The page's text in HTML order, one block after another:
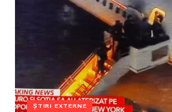
ȘTIRI EXTERNE